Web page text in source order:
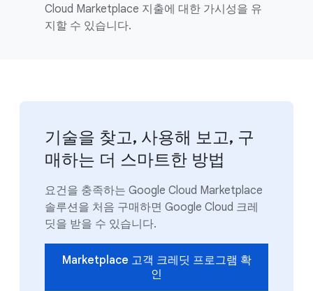
Cloud Marketplace 지출에 대한 가시성을 유
지할 수 있습니다.
기술을 찾고, 사용해 보고, 구
매하는 더 스마트한 방법
요건을 충족하는 Google Cloud Marketplace
솔루션을 처음 구매하면 Google Cloud 크레
딧을 받을 수 있습니다.
Marketplace 고객 크레딧 프로그램 확
인